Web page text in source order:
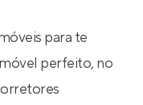
para te
perfeito, no